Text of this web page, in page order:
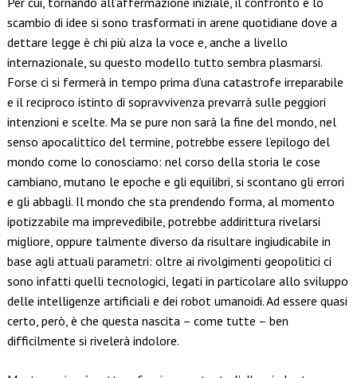
scambio di idee si sono trasformati in arene quotidiane dove a
dettare legge è chi più alza la voce e, anche a livello
internazionale, su questo modello tutto sembra plasmarsi.
Forse ci si fermerà in tempo prima d’una catastrofe irreparabile
e il reciproco istinto di sopravvivenza prevarrà sulle peggiori
intenzioni e scelte. Ma se pure non sarà la fine del mondo, nel
senso apocalittico del termine, potrebbe essere l’epilogo del
mondo come lo conosciamo: nel corso della storia le cose
cambiano, mutano le epoche e gli equilibri, si scontano gli errori
e gli abbagli. Il mondo che sta prendendo forma, al momento
ipotizzabile ma imprevedibile, potrebbe addirittura rivelarsi
migliore, oppure talmente diverso da risultare ingiudicabile in
base agli attuali parametri: oltre ai rivolgimenti geopolitici ci
sono infatti quelli tecnologici, legati in particolare allo sviluppo
delle intelligenze artificiali e dei robot umanoidi. Ad essere quasi
certo, però, è che questa nascita – come tutte – ben
difficilmente si rivelerà indolore.